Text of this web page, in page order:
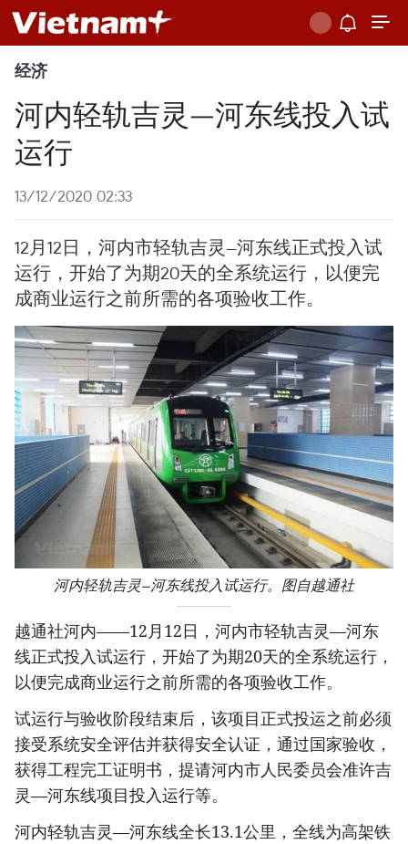
经济
河内轻轨吉灵—河东线投入试
运行
13/12/2020 02:33
12月12日，河内市轻轨吉灵—河东线正式投入试
运行，开始了为期20天的全系统运行，以便完
成商业运行之前所需的各项验收工作。
河内轻轨吉灵—河东线投入试运行。图自越通社
越通社河内——12月12日，河内市轻轨吉灵—河东
线正式投入试运行，开始了为期20天的全系统运行，
以便完成商业运行之前所需的各项验收工作。
试运行与验收阶段结束后，该项目正式投运之前必须
接受系统安全评估并获得安全认证，通过国家验收，
获得工程完工证明书，提请河内市人民委员会准许吉
灵—河东线项目投入运行等。
河内轻轨吉灵—河东线全长13.1公里，全线为高架铁